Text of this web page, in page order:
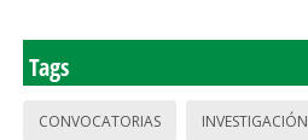
Tags
CONVOCATORIAS INVESTIGACIÓN